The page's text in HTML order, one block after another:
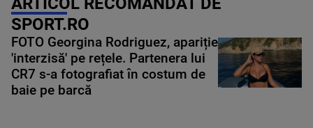
SPORT.RO
FOTO Georgina Rodriguez, apariție
'interzisă' pe rețele. Partenera lui
CR7 s-a fotografiat în costum de
baie pe barcă